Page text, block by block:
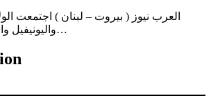
العرب نيوز ( بيروت – لبنان ) اجتمعت
واليونيفيل والجيش اللبناني وقوات…